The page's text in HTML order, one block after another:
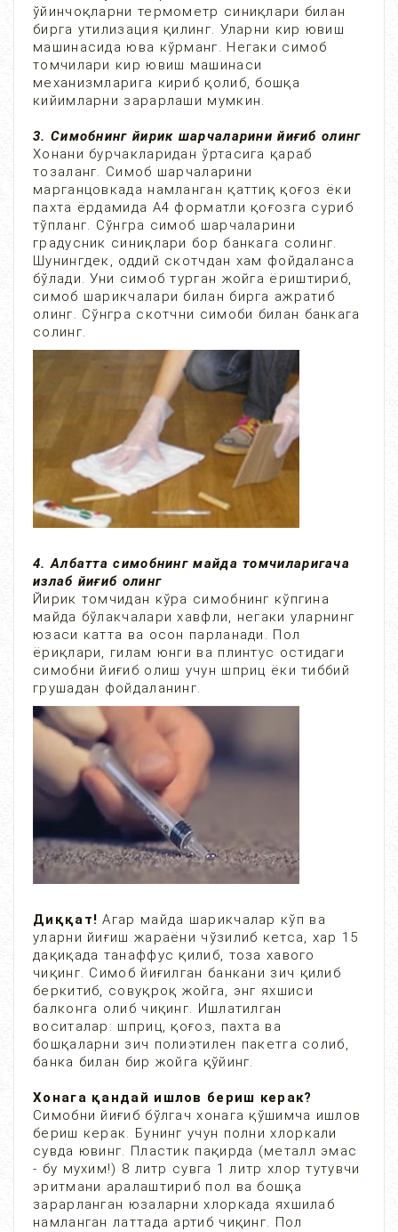
ўйинчоқларни термометр синиқлари билан
бирга утилизация қилинг. Уларни кир ювиш
машинасида юва кўрманг. Негаки симоб
томчилари кир ювиш машинаси
механизмларига кириб қолиб, бошқа
кийимларни зарарлаши мумкин.
3. Симобнинг йирик шарчаларини йиғиб олинг
Хонани бурчакларидан ўртасига қараб
тозаланг. Симоб шарчаларини
марганцовкада намланган қаттиқ қоғоз ёки
пахта ёрдамида А4 форматли қоғозга суриб
тўпланг. Сўнгра симоб шарчаларини
градусник синиқлари бор банкага солинг.
Шунингдек, оддий скотчдан хам фойдаланса
бўлади. Уни симоб турган жойга ёриштириб,
симоб шарикчалари билан бирга ажратиб
олинг. Сўнгра скотчни симоби билан банкага
солинг.
4. Албатта симобнинг майда томчиларигача
излаб йиғиб олинг
Йирик томчидан кўра симобнинг кўпгина
майда бўлакчалари хавфли, негаки уларнинг
юзаси катта ва осон парланади. Пол
ёриқлари, гилам юнги ва плинтус остидаги
симобни йиғиб олиш учун шприц ёки тиббий
грушадан фойдаланинг.
Диққат!Агар майда шарикчалар кўп ва
уларни йиғиш жараёни чўзилиб кетса, хар 15
дақиқада танаффус қилиб, тоза хавого
чиқинг. Симоб йиғилган банкани зич қилиб
беркитиб, совуқроқ жойга, энг яхшиси
балконга олиб чиқинг. Ишлатилган
воситалар: шприц, қоғоз, пахта ва
бошқаларни зич полиэтилен пакетга солиб,
банка билан бир жойга қўйинг.
Хонага қандай ишлов бериш керак?
Симобни йиғиб бўлгач хонага қўшимча ишлов
бериш керак. Бунинг учун полни хлоркали
сувда ювинг. Пластик пақирда (металл эмас
- бу мухим!) 8 литр сувга 1 литр хлор тутувчи
эритмани аралаштириб пол ва бошқа
зарарланган юзаларни хлоркада яхшилаб
намланган латтада артиб чиқинг. Пол